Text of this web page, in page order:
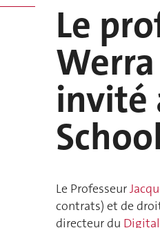
Le
invité
Le Professeur
contrats) et de
directeur du